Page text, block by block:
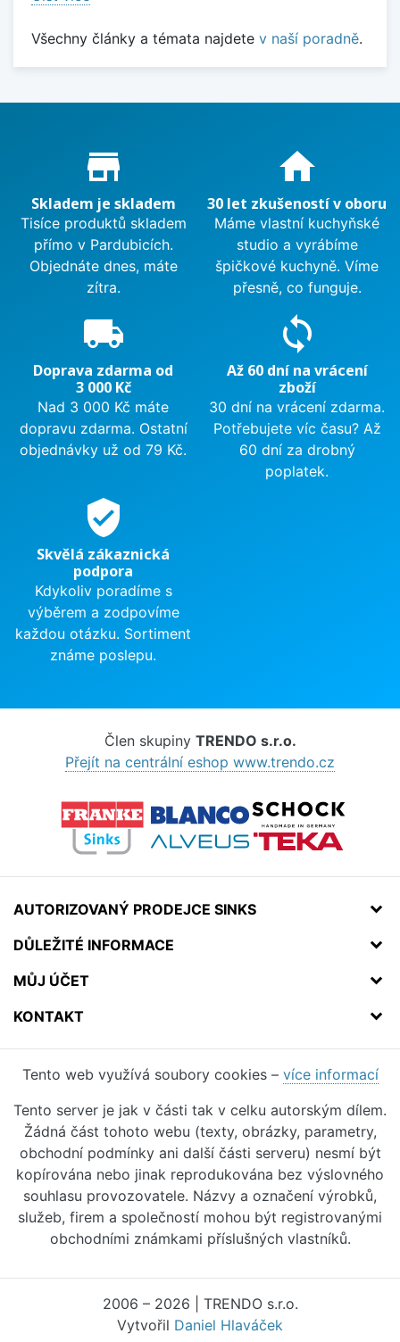
Všechny články a témata najdete v naší poradně.
Proč nakupovat u nás?
store_mall_directory
Skladem je skladem
Tisíce produktů skladem
přímo v Pardubicích.
Objednáte dnes, máte
zítra.
home
30 let zkušeností v oboru
Máme vlastní kuchyňské
studio a vyrábíme
špičkové kuchyně. Víme
přesně, co funguje.
local_shipping
Doprava zdarma od
3 000 Kč
Nad 3 000 Kč máte
dopravu zdarma. Ostatní
objednávky už od 79 Kč.
sync
Až 60 dní na vrácení
zboží
30 dní na vrácení zdarma.
Potřebujete víc času? Až
60 dní za drobný
poplatek.
verified_user
Skvělá zákaznická
podpora
Kdykoliv poradíme s
výběrem a zodpovíme
každou otázku. Sortiment
známe poslepu.
Člen skupiny TRENDO s.r.o.
Přejít na centrální eshop www.trendo.cz
AUTORIZOVANÝ PRODEJCE SINKS
DŮLEŽITÉ INFORMACE
MŮJ ÚČET
KONTAKT
Tento web využívá soubory cookies – více informací
Tento server je jak v části tak v celku autorským dílem.
Žádná část tohoto webu (texty, obrázky, parametry,
obchodní podmínky ani další části serveru) nesmí být
kopírována nebo jinak reprodukována bez výslovného
souhlasu provozovatele. Názvy a označení výrobků,
služeb, firem a společností mohou být registrovanými
obchodními známkami příslušných vlastníků.
2006 – 2026 | TRENDO s.r.o.
Vytvořil Daniel Hlaváček